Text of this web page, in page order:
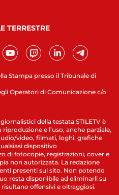
Stampa presso il Tribunale di
Operatori di Comunicazione c/o
TERRESTRE
della testata STILETV è
e l’uso, anche parziale,
video, filmati, loghi, grafiche
dispositivo
di fotocopie, registrazioni, cover e
non autorizzata. La redazione
presenti sul sito. Non potendo
resta disponibile ad eliminarli su
offensivi e oltraggiosi.